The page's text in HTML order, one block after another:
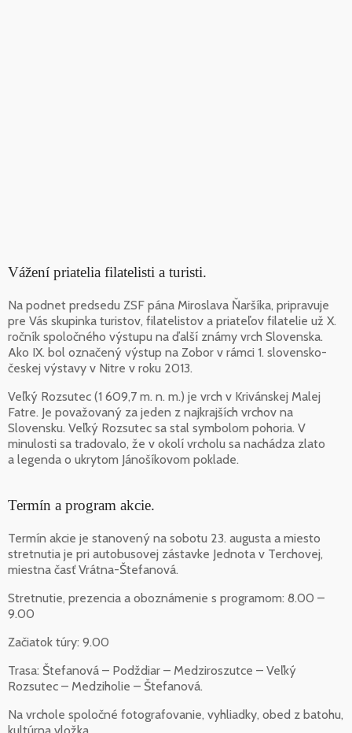
Vážení priatelia filatelisti a turisti.
Na podnet predsedu ZSF pána Miroslava Ňaršíka, pripravuje
pre Vás skupinka turistov, filatelistov a priateľov filatelie už X.
ročník spoločného výstupu na ďalší známy vrch Slovenska.
Ako IX. bol označený výstup na Zobor v rámci 1. slovensko-
českej výstavy v Nitre v roku 2013.
Veľký Rozsutec (1 609,7 m. n. m.) je vrch v Krivánskej Malej
Fatre. Je považovaný za jeden z najkrajších vrchov na
Slovensku. Veľký Rozsutec sa stal symbolom pohoria. V
minulosti sa tradovalo, že v okolí vrcholu sa nachádza zlato
a legenda o ukrytom Jánošíkovom poklade.
Termín a program akcie.
Termín akcie je stanovený na sobotu 23. augusta a miesto
stretnutia je pri autobusovej zástavke Jednota v Terchovej,
miestna časť Vrátna-Štefanová.
Stretnutie, prezencia a oboznámenie s programom: 8.00 –
9.00
Začiatok túry: 9.00
Trasa: Štefanová – Podždiar – Medziroszutce – Veľký
Rozsutec – Medziholie – Štefanová.
Na vrchole spoločné fotografovanie, vyhliadky, obed z batohu,